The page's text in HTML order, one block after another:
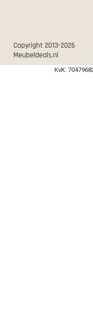
Copyright 2013-2026
Meubeldeals.nl
KvK: